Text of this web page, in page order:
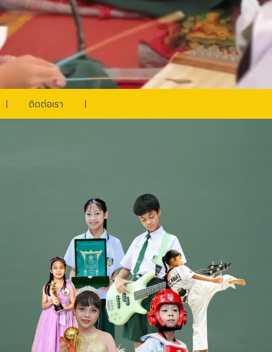
ติดต่อเรา